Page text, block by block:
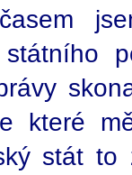
které
stát to